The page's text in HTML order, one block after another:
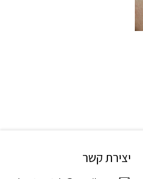
יצירת קשר